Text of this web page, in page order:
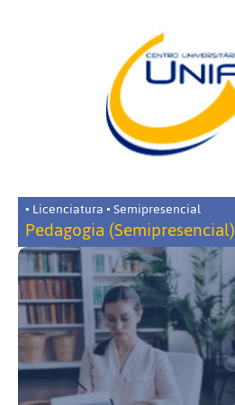
• Licenciatura • Semipresencial
Pedagogia (Semipresencial)